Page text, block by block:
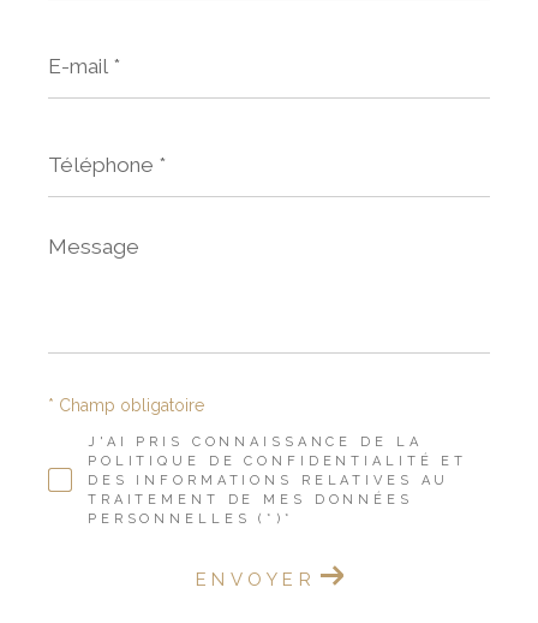
mail
*
Message
J'AI PRIS CONNAISSANCE DE LA
POLITIQUE DE CONFIDENTIALITÉ ET
DES INFORMATIONS RELATIVES AU
TRAITEMENT DE MES DONNÉES
PERSONNELLES (*)*
* Champ obligatoire
ENVOYER